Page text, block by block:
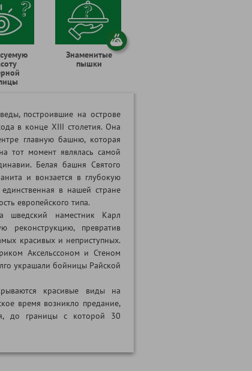
Знаменитые
пышки
построившие на острове
в конце XIII столетия. Она
главную башню, которая
тот момент являлась самой
Белая башня Святого
и вонзается в глубокую
в нашей стране
европейского типа.
шведский наместник Карл
реконструкцию, превратив
красивых и неприступных.
Аксельссоном и Стеном
украшали бойницы Райской
красивые виды на
время возникло предание,
до границы с которой 30